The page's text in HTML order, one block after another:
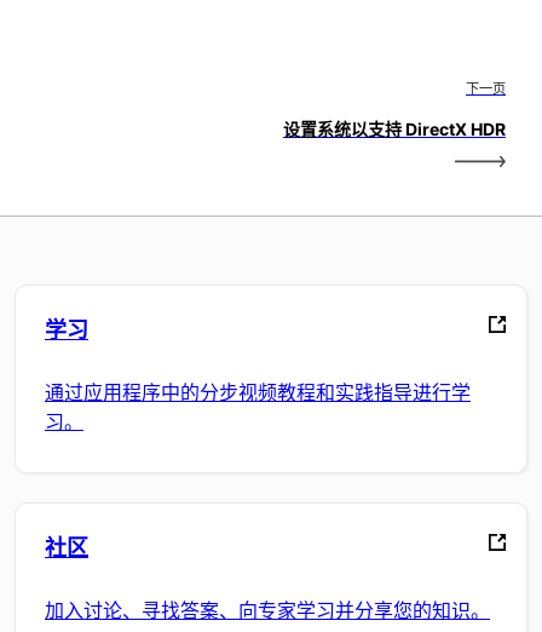
下一页
设置系统以支持 DirectX HDR
学习
通过应用程序中的分步视频教程和实践指导进行学
习。
社区
加入讨论、寻找答案、向专家学习并分享您的知识。